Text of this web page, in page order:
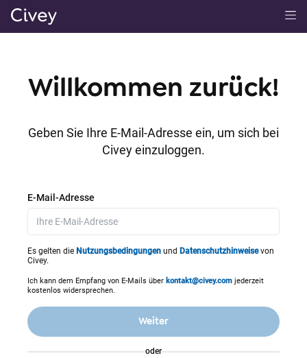
t
n
t
a
n
n
t
Willkommen zurück!
Geben Sie Ihre E-Mail-Adresse ein, um sich bei
Civey einzuloggen.
E-Mail-Adresse
Es gelten die Nutzungsbedingungen und Datenschutzhinweisevon
Civey.
Ich kann dem Empfang von E-Mails über kontakt@civey.com jederzeit
kostenlos widersprechen.
Weiter
oder